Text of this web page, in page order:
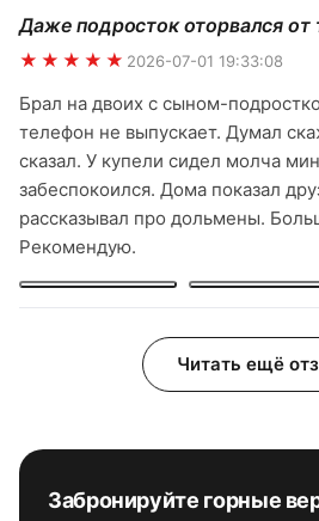
Даже подросток оторвался от
★★★★★ 2026-07-01 19:33:08
Брал на двоих с сыном-
телефон не выпускает. Думал
сказал. У купели сидел молча
забеспокоился. Дома показал
рассказывал про дольмены.
Рекомендую.
Читать ещё
Забронируйте горные